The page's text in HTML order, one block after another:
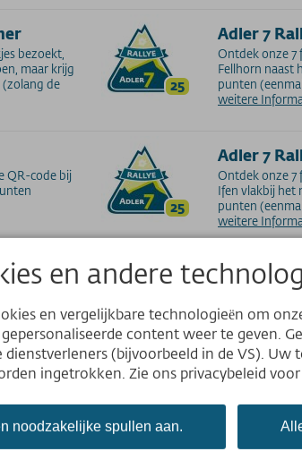
bezoekt,
maar krijg
(zolang de
25
Adler 7
Ontdek onze 7
Fellhorn naast
punten
weitere
QR-code bij
25
Adler 7
Ontdek onze 7
Ifen vlakbij het
punten
weitere
code op de
25
Adler 7
Ontdek onze 7
Nebelhorn op
punten
weitere
en
25
Adler 7
Ontdek onze
informatiepunt
kabelbaan
punten
weitere
en andere
en vergelijkbare technologieën om
content weer te geven.
(bijvoorbeeld in de VS). Uw
ingetrokken. Zie ons privacybeleid
noodzakelijke spullen aan.
Website
Deutsch
Nederlands